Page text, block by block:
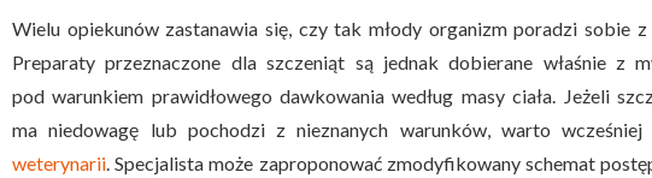
Wielu opiekunów zastanawia się, czy tak młody organizm poradzi sobie
Preparaty przeznaczone dla szczeniąt są jednak dobierane właśnie z
pod warunkiem prawidłowego dawkowania według masy ciała. Jeżeli
ma niedowagę lub pochodzi z nieznanych warunków, warto
weterynarii. Specjalista może zaproponować zmodyfikowany schemat